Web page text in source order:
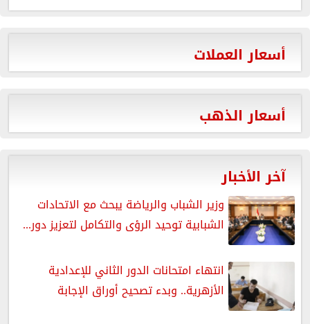
أسعار العملات
أسعار الذهب
آخر الأخبار
وزير الشباب والرياضة يبحث مع الاتحادات
الشبابية توحيد الرؤى والتكامل لتعزيز دور...
انتهاء امتحانات الدور الثاني للإعدادية
الأزهرية.. وبدء تصحيح أوراق الإجابة